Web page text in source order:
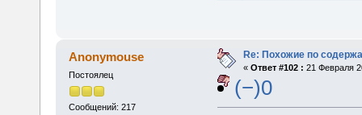
Anonymouse
Постоялец
Сообщений: 217
Re: Похожие по
« Ответ #102 : 21 Февраля
(−)0